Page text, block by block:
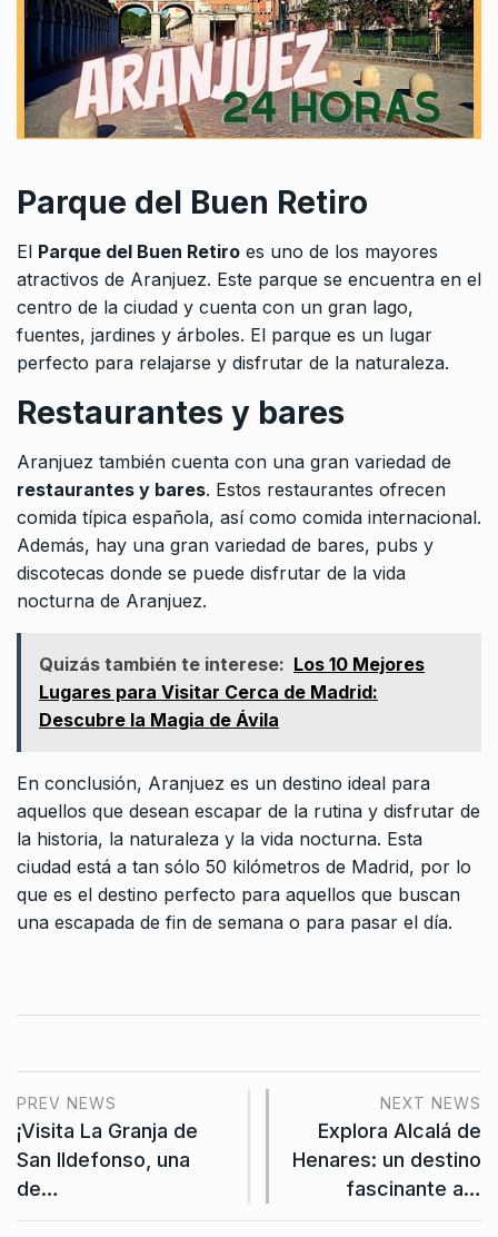
Parque del Buen Retiro
El Parque del Buen Retiro es uno de los mayores
atractivos de Aranjuez. Este parque se encuentra en el
centro de la ciudad y cuenta con un gran lago,
fuentes, jardines y árboles. El parque es un lugar
perfecto para relajarse y disfrutar de la naturaleza.
Restaurantes y bares
Aranjuez también cuenta con una gran variedad de
restaurantes y bares. Estos restaurantes ofrecen
comida típica española, así como comida internacional.
Además, hay una gran variedad de bares, pubs y
discotecas donde se puede disfrutar de la vida
nocturna de Aranjuez.
Quizás también te interese: Los 10 Mejores
Lugares para Visitar Cerca de Madrid:
Descubre la Magia de Ávila
En conclusión, Aranjuez es un destino ideal para
aquellos que desean escapar de la rutina y disfrutar de
la historia, la naturaleza y la vida nocturna. Esta
ciudad está a tan sólo 50 kilómetros de Madrid, por lo
que es el destino perfecto para aquellos que buscan
una escapada de fin de semana o para pasar el día.
PREV NEWS
¡Visita La Granja de
San Ildefonso, una
de…
NEXT NEWS
Explora Alcalá de
Henares: un destino
fascinante a…